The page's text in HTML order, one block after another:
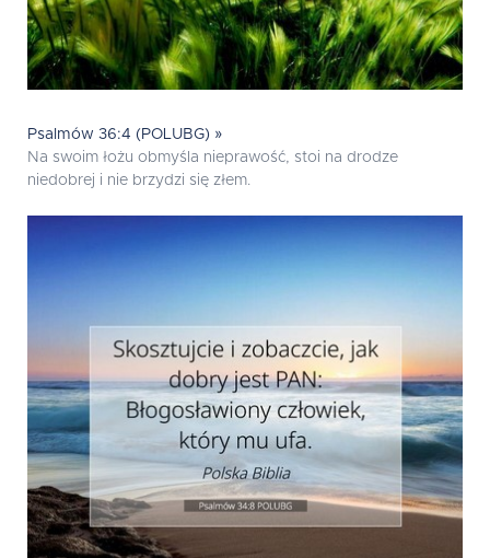
Psalmów 36:4 (POLUBG) »
Na swoim łożu obmyśla nieprawość, stoi na drodze
niedobrej i nie brzydzi się złem.